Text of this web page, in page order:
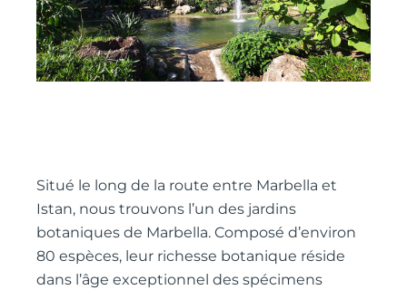
Situé le long de la route entre Marbella et
Istan, nous trouvons l’un des jardins
botaniques de Marbella. Composé d’environ
80 espèces, leur richesse botanique réside
dans l’âge exceptionnel des spécimens